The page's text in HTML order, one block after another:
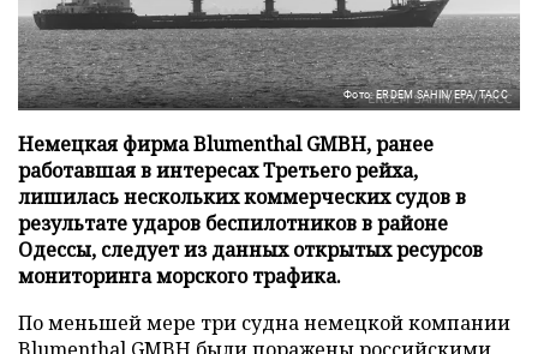
Фото: ERDEM SAHIN/EPA/ТАСС
Немецкая фирма Blumenthal GMBH, ранее
работавшая в интересах Третьего рейха,
лишилась нескольких коммерческих судов в
результате ударов беспилотников в районе
Одессы, следует из данных открытых ресурсов
мониторинга морского трафика.
По меньшей мере три судна немецкой компании